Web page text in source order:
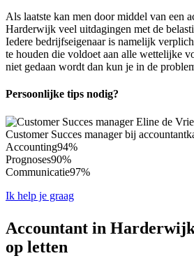
Als laatste kan men door middel van een
Harderwijk veel uitdagingen met de
Iedere bedrijfseigenaar is namelijk
te houden die voldoet aan alle wettelijke
niet gedaan wordt dan kun je in de
Persoonlijke tips nodig?
Customer Succes manager bij
Accounting94%
Prognoses90%
Communicatie97%
Ik help je graag
Accountant in
op letten